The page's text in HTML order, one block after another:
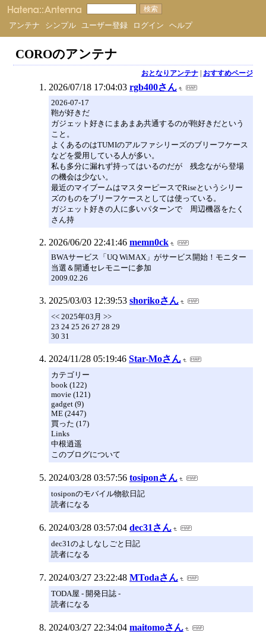
アンテナ シンプル ユーザー登録 ログイン ヘルプ
COROのアンテナ
おとなりアンテナ| おすすめページ
2026/07/18 17:04:03 rgb400さん
2026-07-17
鞄が好きだ
ガジェット好きにまあまあ共通するのが鞄好きだという
こと。
よくあるのはTUMIのアルファシリーズのブリーフケース
などを愛用している人が多い。
私も多分に漏れず持ってはいるのだが 残念ながら登場
の機会は少ない。
最近のマイブームはマスターピースでRiseというシリー
ズのものをブリーフケースとしては使っている。
ガジェット好きの人に多いパターンで 周辺機器をたく
さん持
2026/06/20 22:41:46 memn0ck
BWAサービス「UQ WiMAX」がサービス開始！モニター
当選＆開通セレモニーに参加
2009.02.26
2025/03/03 12:39:53 shorikoさん
<< 2025年03月 >>
23 24 25 26 27 28 29
30 31
2024/11/28 05:19:46 Star-Moさん
カテゴリー
book (122)
movie (121)
gadget (9)
ME (2447)
買った (17)
Links
中根逍遥
このブログについて
2024/03/28 03:57:56 tosiponさん
tosiponのモバイル物欲日記
読者になる
2024/03/28 03:57:04 dec31さん
dec31のよしなしごと日記
読者になる
2024/03/27 23:22:48 MTodaさん
TODA屋 - 開発日誌 -
読者になる
2024/03/27 22:34:04 maitomoさん